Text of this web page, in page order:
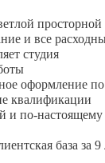
просторной
и все
студия
оформление
квалификации
и по-
база за